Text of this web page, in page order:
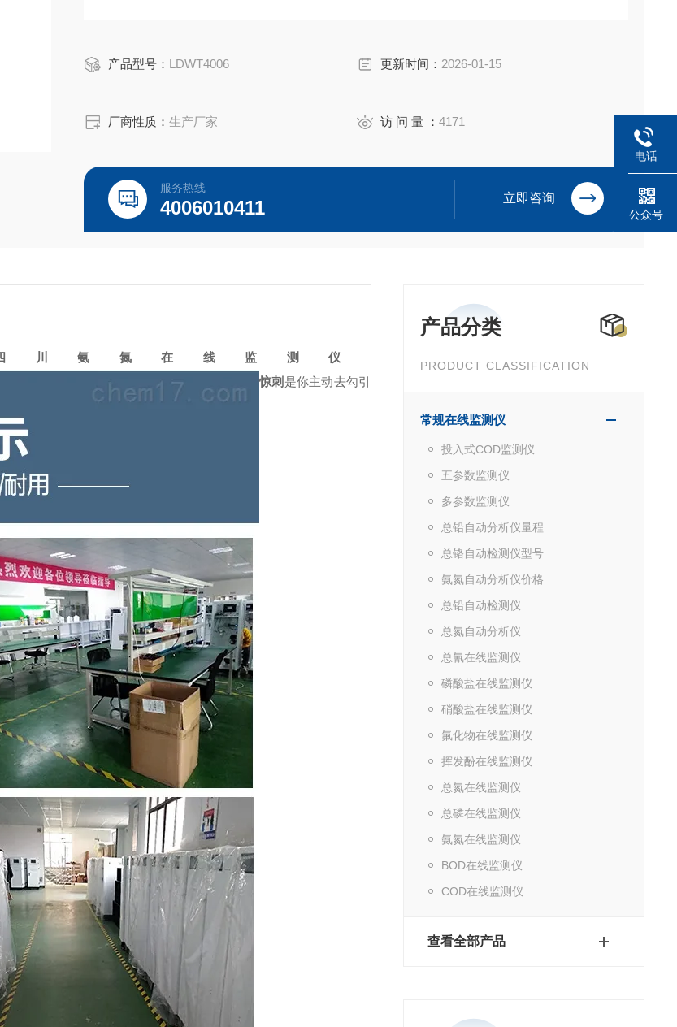
产品型号： LDWT4006 更新时间： 2026-01-15
厂商性质：生产厂家 访 问 量 ：4171
服务热线
4006010411 立即咨询
产品分类
PRODUCT CLASSIFICATION
常规在线监测仪
投入式COD监测仪
五参数监测仪
多参数监测仪
总铅自动分析仪量程
总铬自动检测仪型号
氨氮自动分析仪价格
总铅自动检测仪
总氮自动分析仪
总氰在线监测仪
磷酸盐在线监测仪
硝酸盐在线监测仪
氟化物在线监测仪
挥发酚在线监测仪
总氮在线监测仪
总磷在线监测仪
氨氮在线监测仪
BOD在线监测仪
COD在线监测仪
查看全部产品
川氨氮在线监测仪
惊刺 是你主动去勾引
电话
公众号